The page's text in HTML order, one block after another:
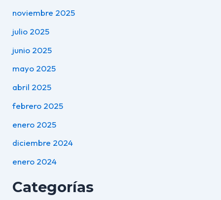
noviembre 2025
julio 2025
junio 2025
mayo 2025
abril 2025
febrero 2025
enero 2025
diciembre 2024
enero 2024
Categorías